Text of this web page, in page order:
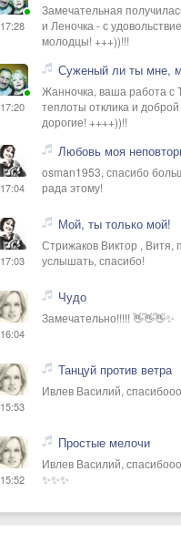
17:28
Замечательная
и Леночка - с
молодцы! +++))!!!
17:20
Суженый ли ты мне, мой
Жанночка, ваша работа с
теплоты отклика и
дорогие! ++++))!!
17:04
Любовь моя
osman1953, спасибо
рада этому!
17:03
Мой, ты только мой!
Стрижаков Виктор , Витя,
услышать, спасибо!
16:04
Чудо
Замечательно!!!!! 👋👋👋✨
15:53
Танцуй против ветра
Ивлев Василий,
15:52
Простые мелочи
Ивлев Василий,
✨✨✨